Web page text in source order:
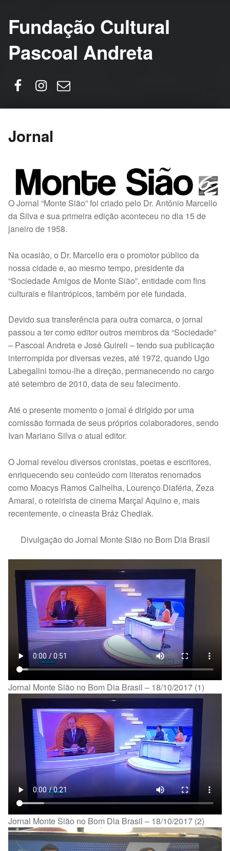
Fundação Cultural
Pascoal Andreta
Jornal
O Jornal “Monte Sião” foi criado pelo Dr. Antônio Marcello
da Silva e sua primeira edição aconteceu no dia 15 de
janeiro de 1958.
Na ocasião, o Dr. Marcello era o promotor público da
nossa cidade e, ao mesmo tempo, presidente da
“Sociedade Amigos de Monte Sião”, entidade com fins
culturais e filantrópicos, também por ele fundada.
Devido sua transferência para outra comarca, o jornal
passou a ter como editor outros membros da “Sociedade”
– Pascoal Andreta e José Guireli – tendo sua publicação
interrompida por diversas vezes, até 1972, quando Ugo
Labegalini tomou-lhe a direção, permanecendo no cargo
até setembro de 2010, data de seu falecimento.
Até o presente momento o jornal é dirigido por uma
comissão formada de seus próprios colaboradores, sendo
Ivan Mariano Silva o atual editor.
O Jornal revelou diversos cronistas, poetas e escritores,
enriquecendo seu conteúdo com literatos renomados
como Moacys Ramos Calhelha, Lourenço Diaféria, Zeza
Amaral, o roteirista de cinema Marçal Aquino e, mais
recentemente, o cineasta Bráz Chediak.
Divulgação do Jornal Monte Sião no Bom Dia Brasil
Jornal Monte Sião no Bom Dia Brasil – 18/10/2017 (1)
Jornal Monte Sião no Bom Dia Brasil – 18/10/2017 (2)